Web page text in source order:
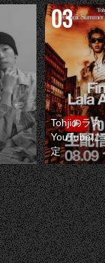
Tohjiのラス
YouTubeに
定